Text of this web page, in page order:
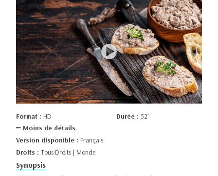
Format : HD Durée : 52’
Moins de détails
Version disponible : Français
Droits : Tous Droits | Monde
Synopsis